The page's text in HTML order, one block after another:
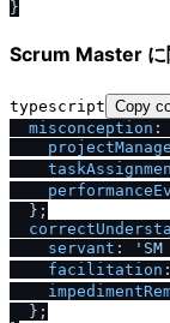
Scrum Master に
typescript Copy
misconception :
  };
servant : 'SM
facilitation
  };